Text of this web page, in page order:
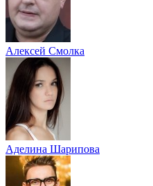
Алексей Смолка
Аделина Шарипова